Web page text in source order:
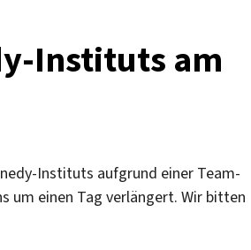
Instituts am
Instituts aufgrund einer Team-
um einen Tag verlängert. Wir bitten